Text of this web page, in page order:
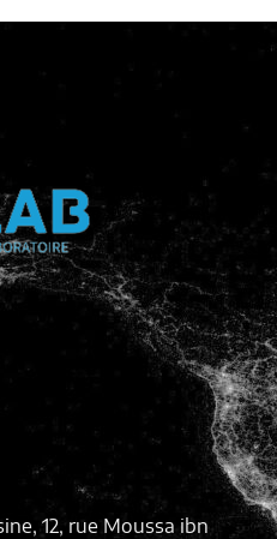
12, rue Moussa ibn